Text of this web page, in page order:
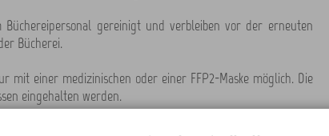
Büchereipersonal gereinigt und verbleiben vor der erneuten
Bücherei.
mit einer medizinischen oder einer FFP2-Maske möglich. Die
eingehalten werden.